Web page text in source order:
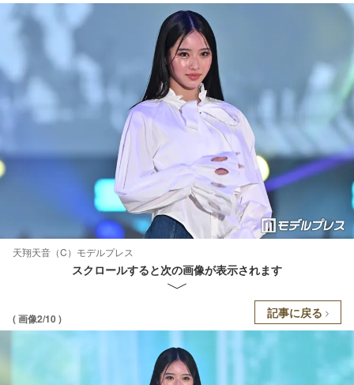
天翔天音（C）モデルプレス
スクロールすると次の画像が表示されます
( 画像2/10 ) 記事に戻る